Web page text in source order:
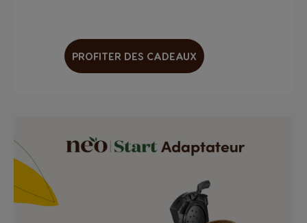
PROFITER DES CADEAUX